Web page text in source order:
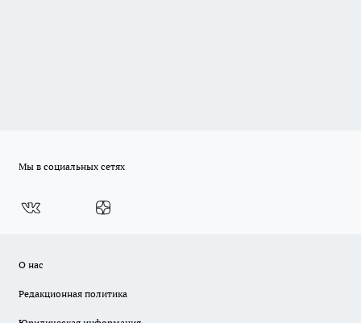
Мы в социальных сетях
О нас
Редакционная политика